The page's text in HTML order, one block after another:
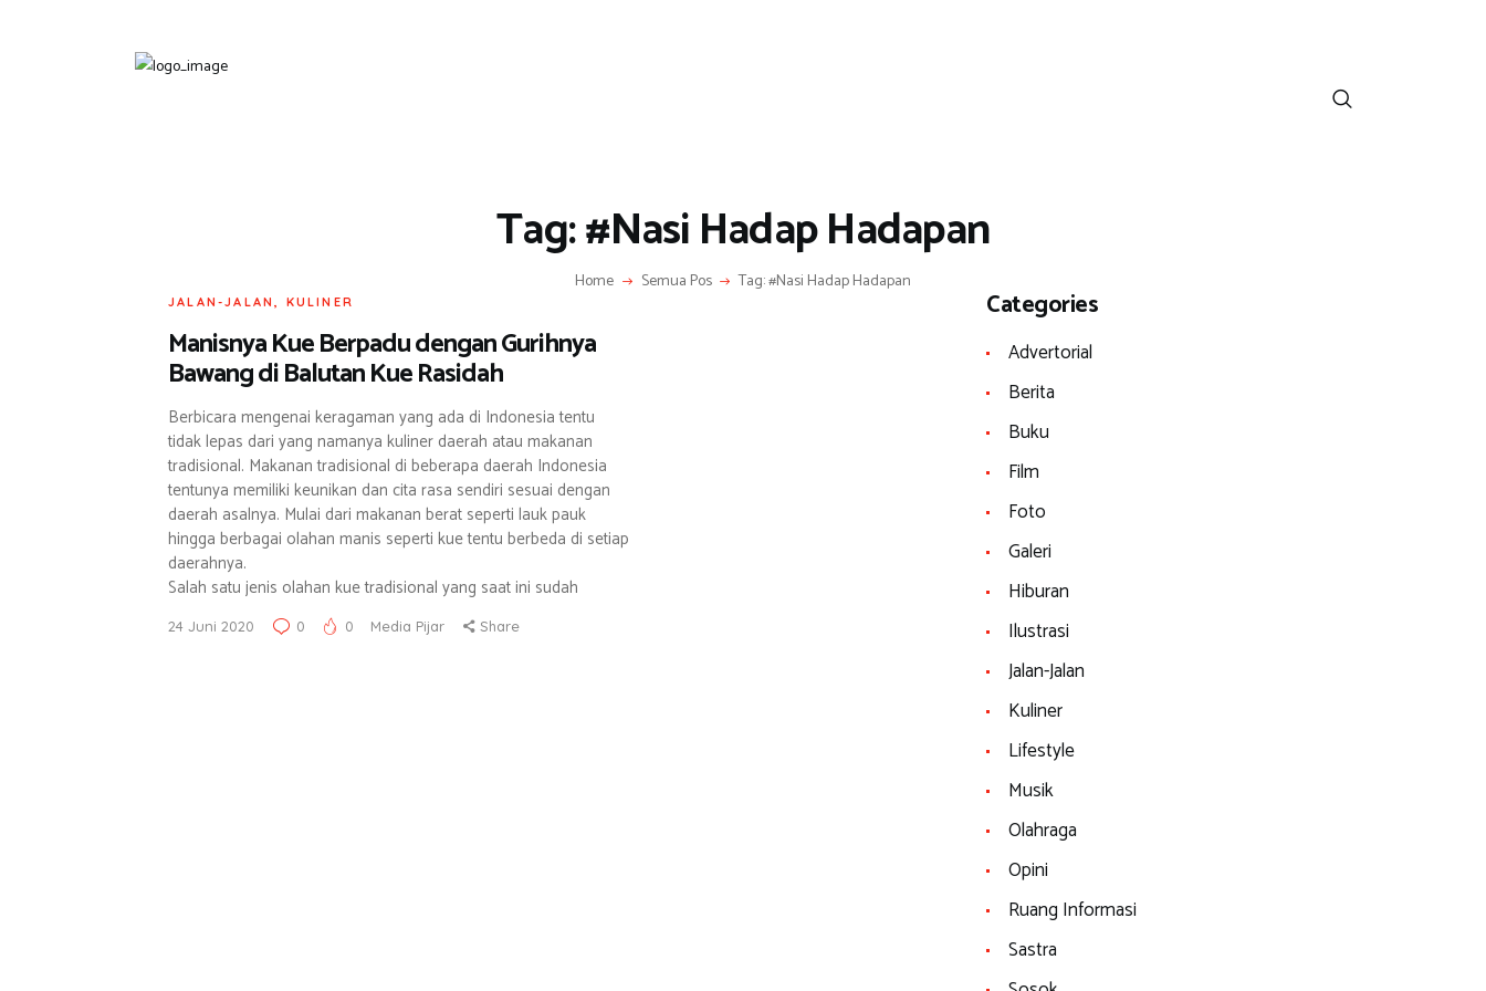
Tag: #Nasi Hadap Hadapan
Home Semua Pos Tag: #Nasi Hadap Hadapan
JALAN-JALAN, KULINER
Manisnya Kue Berpadu dengan Gurihnya
Bawang di Balutan Kue Rasidah
Berbicara mengenai keragaman yang ada di Indonesia tentu
tidak lepas dari yang namanya kuliner daerah atau makanan
tradisional. Makanan tradisional di beberapa daerah Indonesia
tentunya memiliki keunikan dan cita rasa sendiri sesuai dengan
daerah asalnya. Mulai dari makanan berat seperti lauk pauk
hingga berbagai olahan manis seperti kue tentu berbeda di setiap
daerahnya.
Salah satu jenis olahan kue tradisional yang saat ini sudah
24 Juni 2020 0 0 Media Pijar Share
Categories
Advertorial
Berita
Buku
Film
Foto
Galeri
Hiburan
Ilustrasi
Jalan-Jalan
Kuliner
Lifestyle
Musik
Olahraga
Opini
Ruang Informasi
Sastra